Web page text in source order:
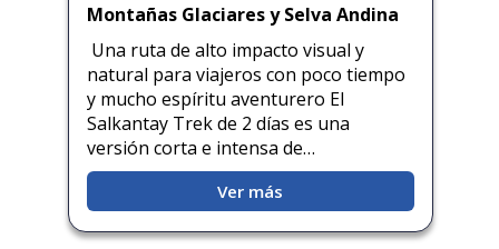
Montañas Glaciares y Selva Andina
Una ruta de alto impacto visual y
natural para viajeros con poco tiempo
y mucho espíritu aventurero El
Salkantay Trek de 2 días es una
versión corta e intensa de…
Ver más